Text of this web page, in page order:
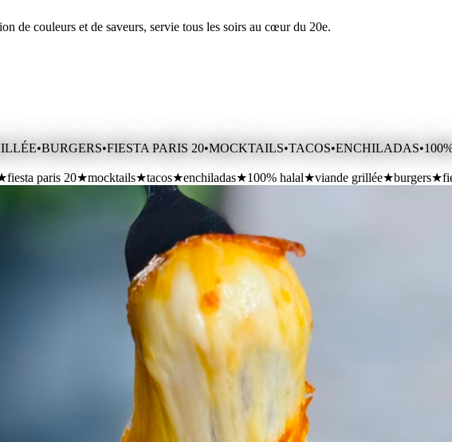
de couleurs et de saveurs, servie tous les soirs au cœur du 20e.
•BURGERS•FIESTA PARIS 20•MOCKTAILS•TACOS•ENCHILADAS•
fiesta paris 20★mocktails★tacos★enchiladas★100% halal★viande grillée★burgers★